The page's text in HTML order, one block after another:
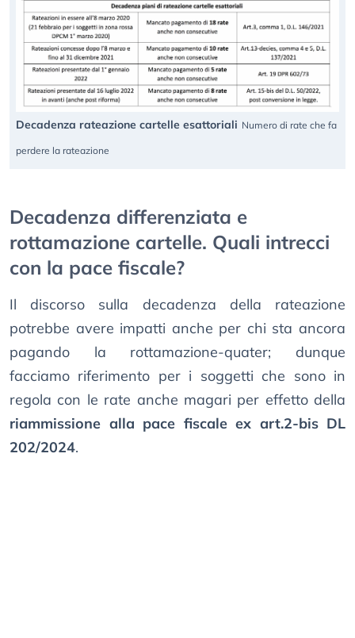
Decadenza rateazione cartelle esattoriali Numero di rate che fa
perdere la rateazione
Decadenza differenziata e
rottamazione cartelle. Quali intrecci
con la pace fiscale?
Il discorso sulla decadenza della rateazione
potrebbe avere impatti anche per chi sta ancora
pagando la rottamazione-quater; dunque
facciamo riferimento per i soggetti che sono in
regola con le rate anche magari per effetto della
riammissione alla pace fiscale ex art.2-bis DL
202/2024.